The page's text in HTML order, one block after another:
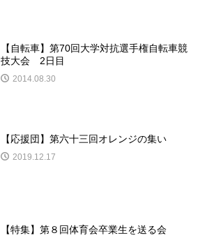
【自転車】第70回大学対抗選手権自転車競
技大会 2日目
2014.08.30
【応援団】第六十三回オレンジの集い
2019.12.17
【特集】第８回体育会卒業生を送る会